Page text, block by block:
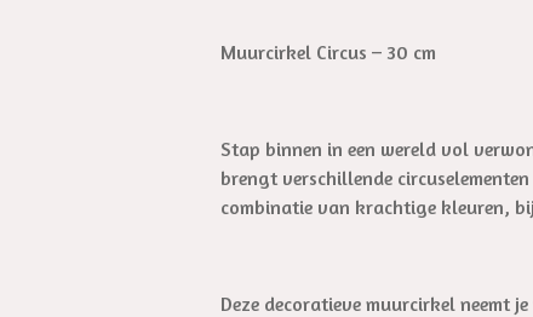
Muurcirkel Circus – 30 cm
Stap binnen in een wereld vol
brengt verschillende
combinatie van krachtige kleuren,
Deze decoratieve muurcirkel neemt